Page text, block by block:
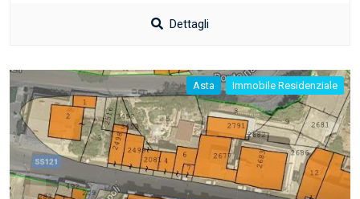
Dettagli
Asta Immobile Residenziale